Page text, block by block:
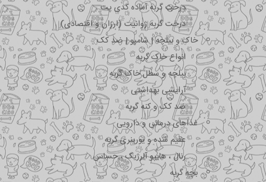
درخت گربه آماده کدی پت
درخت گربه ژوانیت (ارزان و اقتصادی)
خاک و بیلچه | شامپو | ضد کک
انواع خاک گربه
بیلچه و سطل خاک گربه
آرایشی بهداشتی
ضد کک و کنه گربه
غذاهای درمانی و دارویی
عقیم شده و یورینری گربه
رنال ، هایپو آلرژیک ، حساس
بچه گربه